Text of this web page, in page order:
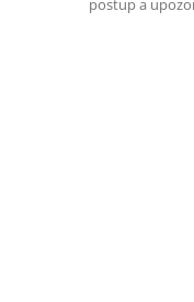
postup a